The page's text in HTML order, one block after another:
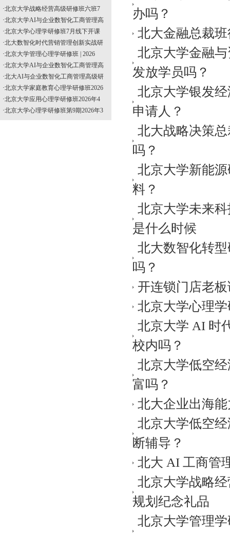
·北京大学战略经营高级研修班六班7
·北京大学AI与企业数智化工商管理高
·北京大学心理学研修班7月线下开课
·北大数智化时代营销管理创新实战研
·北京大学管理心理学研修班 | 2026
·北京大学AI与企业数智化工商管理高
·北大AI与企业数智化工商管理高级研
·北京大学家庭教育心理学研修班2026
·北京大学应用心理学研修班2026年4
·北京大学心理学研修班第9期2026年3
办吗？
北大金融总裁
北京大学金融
发放学员吗？
北京大学银发
申请人？
北大战略决策
吗？
北京大学新能
料？
北京大学未来
是什么时候
北大数智化转
吗？
开连锁门店老
北京大学心理
北京大学 AI 时
校内吗？
北京大学低空
富吗？
北大企业出海
北京大学低空
断辅导？
北大 AI 工商管
北京大学战略
规划纪念礼品
北京大学管理